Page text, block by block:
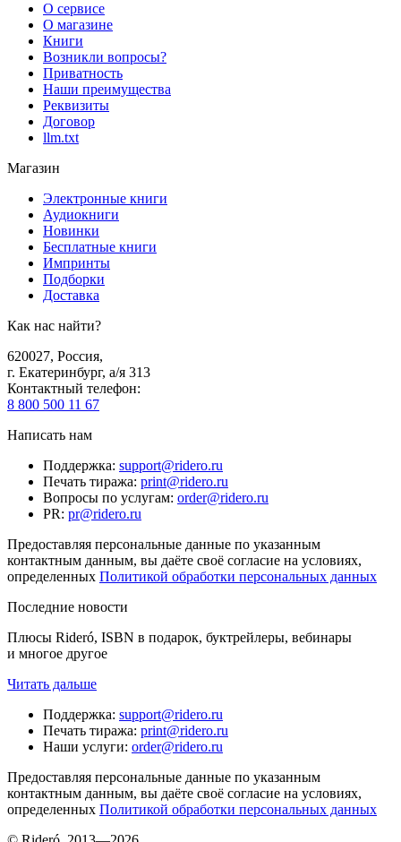
О сервисе
О магазине
Книги
Возникли вопросы?
Приватность
Наши преимущества
Реквизиты
Договор
llm.txt
Магазин
Электронные книги
Аудиокниги
Новинки
Бесплатные книги
Импринты
Подборки
Доставка
Как нас найти?
620027, Россия,
г. Екатеринбург, а/я 313
Контактный телефон:
8 800 500 11 67
Написать нам
Поддержка: support@ridero.ru
Печать тиража: print@ridero.ru
Вопросы по услугам: order@ridero.ru
PR: pr@ridero.ru
Предоставляя персональные данные по указанным
контактным данным, вы даёте своё согласие на условиях,
определенных Политикой обработки персональных данных
Последние новости
Плюсы Rideró, ISBN в подарок, буктрейлеры, вебинары
и многое другое
Читать дальше
Поддержка: support@ridero.ru
Печать тиража: print@ridero.ru
Наши услуги: order@ridero.ru
Предоставляя персональные данные по указанным
контактным данным, вы даёте своё согласие на условиях,
определенных Политикой обработки персональных данных